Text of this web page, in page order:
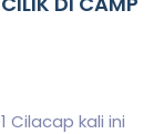
Cilacap kali ini